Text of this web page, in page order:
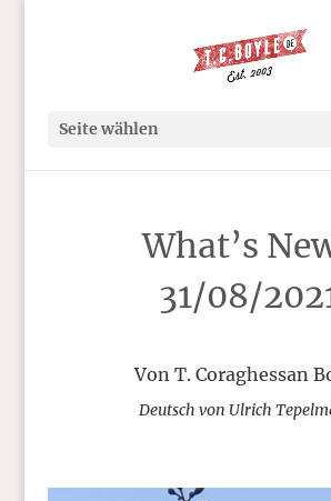
Seite wählen
What’s
31/08/
Von T. Coraghessan
Deutsch von Ulrich